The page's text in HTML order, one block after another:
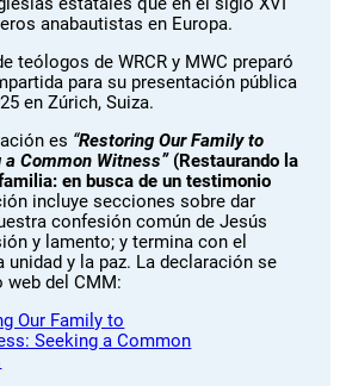
anabautistas en Europa.
teólogos de WRCR y MWC preparó
para su presentación pública
en Zúrich, Suiza.
es “Restoring Our Family to
Common Witness”(Restaurando la
en busca de un testimonio
incluye secciones sobre dar
confesión común de Jesús
y lamento; y termina con el
unidad y la paz. La declaración se
web del CMM:
Our Family to
Seeking a Common